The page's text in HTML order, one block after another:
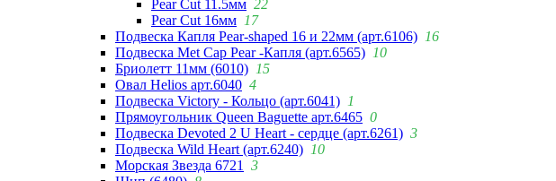
Pear Cut 11.5мм 22
Pear Cut 16мм 17
Подвеска Капля Pear-shaped 16 и 22мм (арт.6106) 16
Подвеска Met Cap Pear -Капля (арт.6565) 10
Бриолетт 11мм (6010) 15
Овал Helios арт.6040 4
Подвеска Victory - Кольцо (арт.6041) 1
Прямоугольник Queen Baguette арт.6465 0
Подвеска Devoted 2 U Heart - сердце (арт.6261) 3
Подвеска Wild Heart (арт.6240) 10
Морская Звезда 6721
3